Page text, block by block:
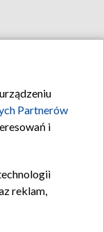
Partnerów
i
reklam,